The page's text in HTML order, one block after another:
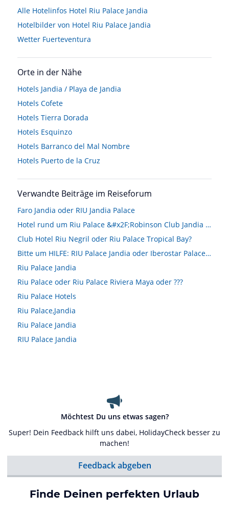
Alle Hotelinfos Hotel Riu Palace Jandia
Hotelbilder von Hotel Riu Palace Jandia
Wetter Fuerteventura
Orte in der Nähe
Hotels Jandia / Playa de Jandia
Hotels Cofete
Hotels Tierra Dorada
Hotels Esquinzo
Hotels Barranco del Mal Nombre
Hotels Puerto de la Cruz
Verwandte Beiträge im Reiseforum
Faro Jandia oder RIU Jandia Palace
Hotel rund um Riu Palace &#x2F;Robinson Club Jandia Playa gesucht
Club Hotel Riu Negril oder Riu Palace Tropical Bay?
Bitte um HILFE: RIU Palace Jandia oder Iberostar Palace Fuerteventura
Riu Palace Jandia
Riu Palace oder Riu Palace Riviera Maya oder ???
Riu Palace Hotels
Riu Palace,Jandia
Riu Palace Jandia
RIU Palace Jandia
Möchtest Du uns etwas sagen?
Super! Dein Feedback hilft uns dabei, HolidayCheck besser zu
machen!
Feedback abgeben
Finde Deinen perfekten Urlaub